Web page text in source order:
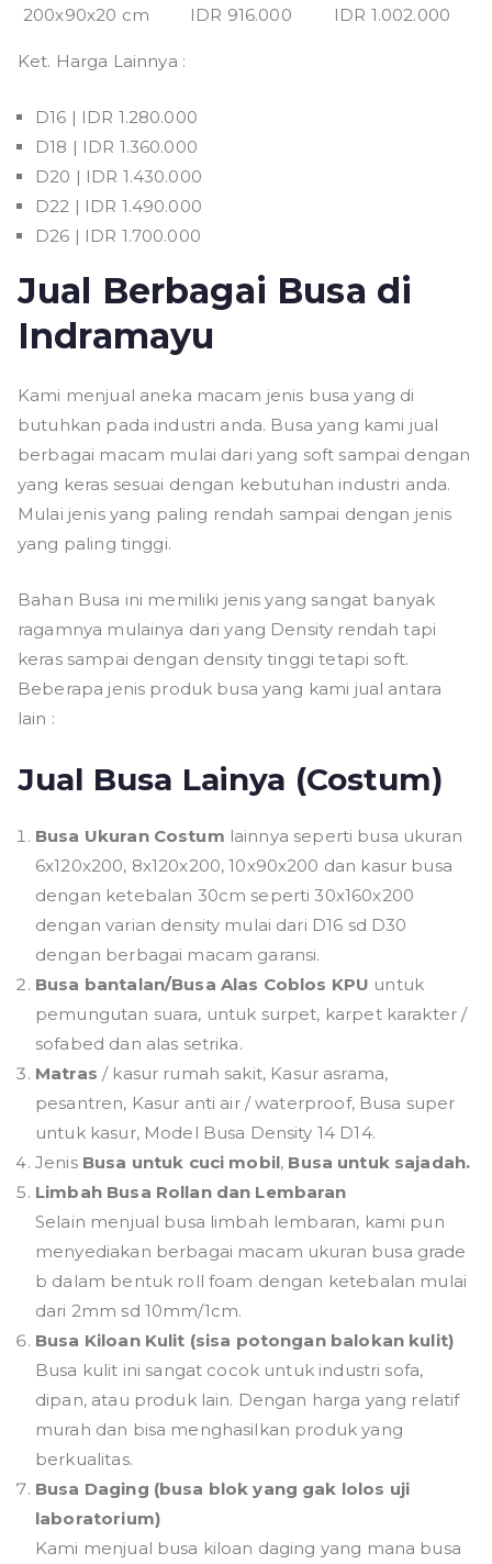
200x90x20 cm
IDR 916.000 IDR 1.002.000
Ket. Harga Lainnya :
D16 | IDR 1.280.000
D18 | IDR 1.360.000
D20 | IDR 1.430.000
D22 | IDR 1.490.000
D26 | IDR 1.700.000
Jual Berbagai Busa di
Indramayu
Kami menjual aneka macam jenis busa yang di
butuhkan pada industri anda. Busa yang kami jual
berbagai macam mulai dari yang soft sampai dengan
yang keras sesuai dengan kebutuhan industri anda.
Mulai jenis yang paling rendah sampai dengan jenis
yang paling tinggi.
Bahan Busa ini memiliki jenis yang sangat banyak
ragamnya mulainya dari yang Density rendah tapi
keras sampai dengan density tinggi tetapi soft.
Beberapa jenis produk busa yang kami jual antara
lain :
Jual Busa Lainya (Costum)
Busa Ukuran Costum lainnya seperti busa ukuran
6x120x200, 8x120x200, 10x90x200 dan kasur busa
dengan ketebalan 30cm seperti 30x160x200
dengan varian density mulai dari D16 sd D30
dengan berbagai macam garansi.
Busa bantalan/Busa Alas Coblos KPU untuk
pemungutan suara, untuk surpet, karpet karakter /
sofabed dan alas setrika.
Matras / kasur rumah sakit, Kasur asrama,
pesantren, Kasur anti air / waterproof, Busa super
untuk kasur, Model Busa Density 14 D14.
Jenis Busa untuk cuci mobil, Busa untuk sajadah.
Limbah Busa Rollan dan Lembaran
Selain menjual busa limbah lembaran, kami pun
menyediakan berbagai macam ukuran busa grade
b dalam bentuk roll foam dengan ketebalan mulai
dari 2mm sd 10mm/1cm.
Busa Kiloan Kulit (sisa potongan balokan kulit)
Busa kulit ini sangat cocok untuk industri sofa,
dipan, atau produk lain. Dengan harga yang relatif
murah dan bisa menghasilkan produk yang
berkualitas.
Busa Daging (busa blok yang gak lolos uji
laboratorium)
Kami menjual busa kiloan daging yang mana busa